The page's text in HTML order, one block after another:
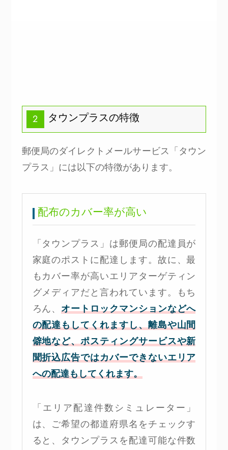
2 タウンプラスの特徴
郵便局のダイレクトメールサービス「タウン
プラス」には以下の特徴があります。
配布のカバー率が高い
「タウンプラス」は郵便局の配達員が
家庭のポストに配達します。故に、最
もカバー率が高いエリアターゲティン
グメディアだと言われています。もち
ろん、 オートロックマンションなどへ
の配達もしてくれますし、離島や山間
僻地など、ポスティングサービスや新
聞折込広告ではカバーできないエリア
への配達もしてくれます。
「エリア配達件数シミュレーター」
は、ご希望の都道府県名をチェックす
ると、タウンプラスを配達可能な件数